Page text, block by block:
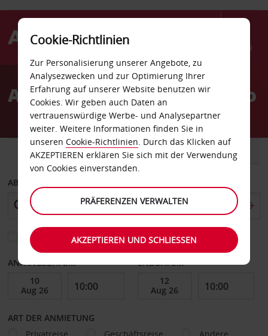
Menü
AvisAutovermietung San Diego
FAHRZEUG TRANSPORTER
ABHOLEN VON
Eine andere Rückgabestation auswählen
ANFANGSDATUM ENDDATUM
ART DER ANMIETUNG
Privatreise
Geschäftsreise Andere
Cookie-Richtlinien
Zur Personalisierung unserer Angebote, zu
Analysezwecken und zur Optimierung Ihrer
Erfahrung auf unserer Website benutzen wir
Cookies. Wir geben auch Daten an
vertrauenswürdige Werbe- und Analysepartner
weiter. Weitere Informationen finden Sie in
unseren Cookie-Richtlinien. Durch das Klicken auf
AKZEPTIEREN erklären Sie sich mit der Verwendung
von Cookies einverstanden.
PRÄFERENZEN VERWALTEN
AKZEPTIEREN UND SCHLIESSEN